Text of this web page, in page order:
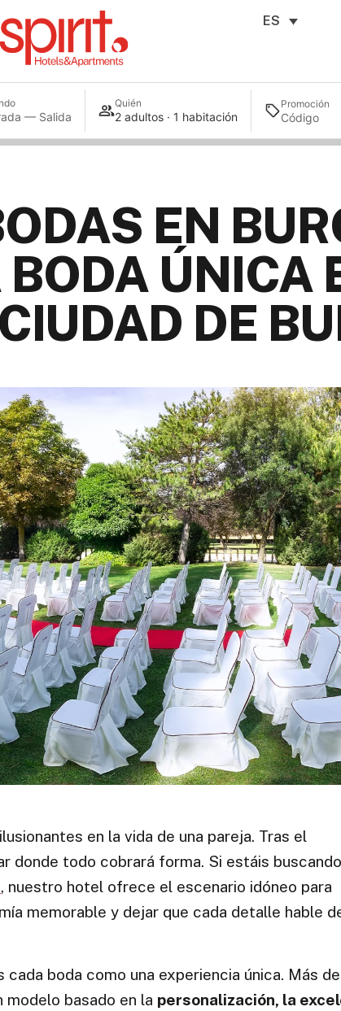
ES
— Salida
Quién
2 adultos · 1 habitación
Promoción
EN
ÚNICA
DE
en la vida de una pareja. Tras el
donde todo cobrará forma. Si estáis
, nuestro hotel ofrece el escenario idóneo para
memorable y dejar que cada detalle hable
cada boda como una experiencia única. Más
modelo basado en la personalización, la